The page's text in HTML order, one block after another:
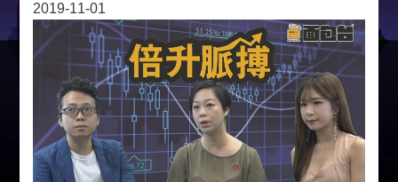
2019-11-01